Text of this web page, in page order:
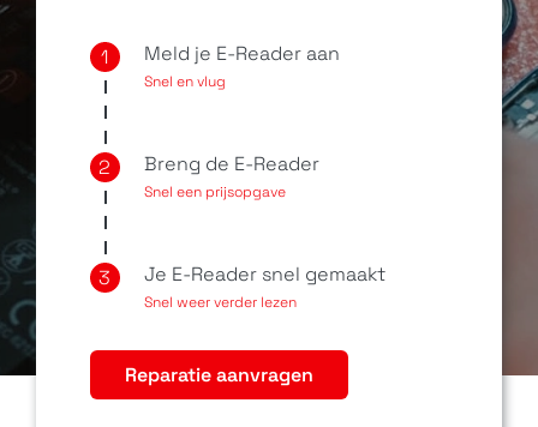
1 Meld je E-Reader aan
Snel en vlug
2 Breng de E-Reader
Snel een prijsopgave
3 Je E-Reader snel gemaakt
Snel weer verder lezen
Reparatie aanvragen